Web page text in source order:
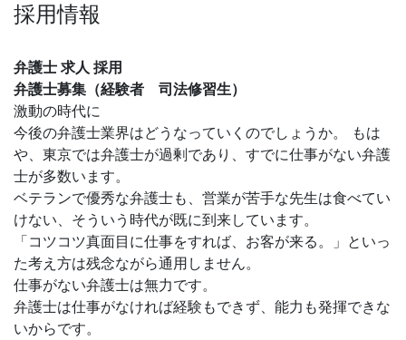
採用情報
弁護士 求人 採用
弁護士募集（経験者 司法修習生）
激動の時代に
今後の弁護士業界はどうなっていくのでしょうか。 もは
や、東京では弁護士が過剰であり、すでに仕事がない弁護
士が多数います。
ベテランで優秀な弁護士も、営業が苦手な先生は食べてい
けない、そういう時代が既に到来しています。
「コツコツ真面目に仕事をすれば、お客が来る。」といっ
た考え方は残念ながら通用しません。
仕事がない弁護士は無力です。
弁護士は仕事がなければ経験もできず、能力も発揮できな
いからです。